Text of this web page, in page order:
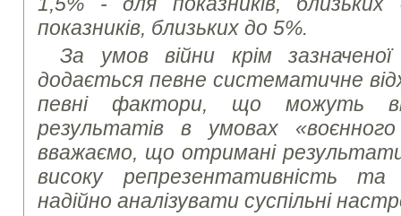
показників, близьких до 5%.
За умов війни крім
додається певне систематичне
певні фактори, що можуть
результатів в умовах
вважаємо, що отримані
високу репрезентативність
надійно аналізувати суспільні